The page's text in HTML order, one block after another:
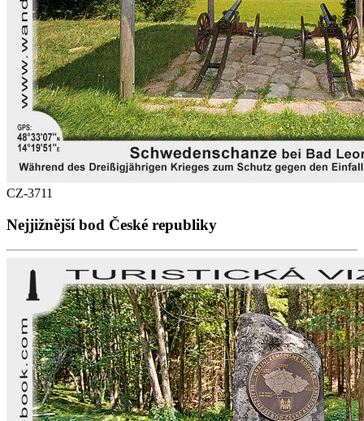
CZ-3711
Nejjižnější bod České republiky